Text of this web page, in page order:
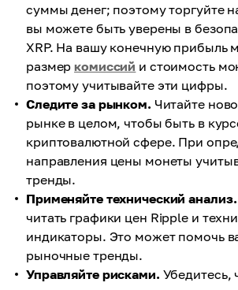
суммы денег; поэтому торгуйте
вы можете быть уверены в
XRP. На вашу конечную прибыль
размеркомиссий и стоимость
поэтому учитывайте эти цифры.
Следите за рынком. Читайте
рынке в целом, чтобы быть в
криптовалютной сфере. При
направления цены монеты
тренды.
Применяйте технический анализ.
читать графики цен Ripple и
индикаторы. Это может помочь
рыночные тренды.
Управляйте рисками. Убедитесь,